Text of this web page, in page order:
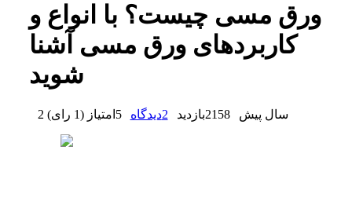
ورق مسی چیست؟ با انواع و
کاربردهای ورق مسی آشنا
شوید
2 سال پیش 2158بازدید 2دیدگاه 5 امتیاز (1 رای )